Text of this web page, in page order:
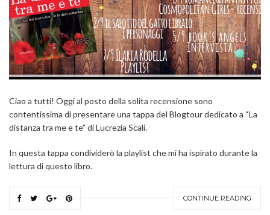
Ciao a tutti! Oggi al posto della solita recensione sono
contentissima di presentare una tappa del Blogtour dedicato a “La
distanza tra me e te” di Lucrezia Scali.
In questa tappa condividerò la playlist che mi ha ispirato durante la
lettura di questo libro.
CONTINUE READING